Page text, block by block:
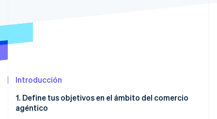
Introducción
1. Define tus objetivos en el ámbito del comercio
agéntico